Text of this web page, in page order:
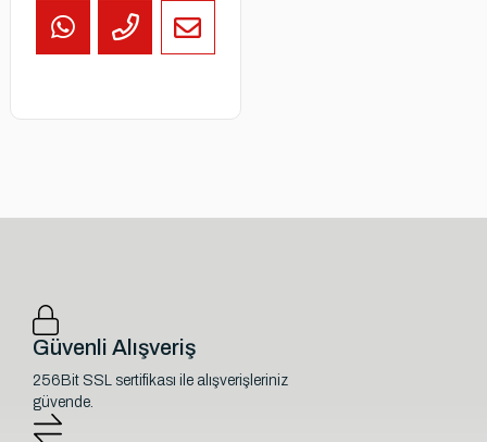
Güvenli Alışveriş
256Bit SSL sertifikası ile alışverişleriniz
güvende.